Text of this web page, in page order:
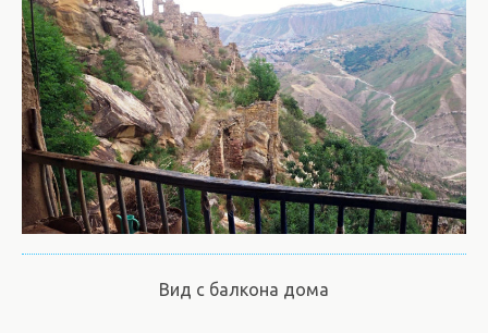
Вид с балкона дома